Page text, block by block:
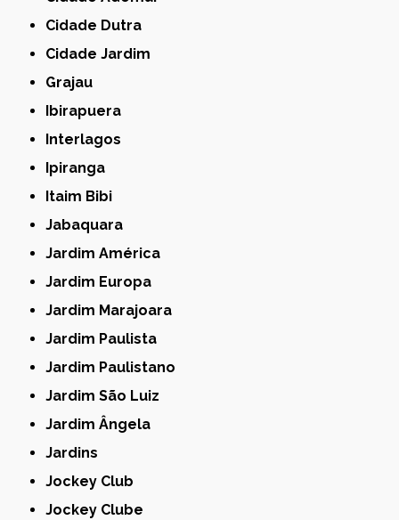
Cidade Dutra
Cidade Jardim
Grajau
Ibirapuera
Interlagos
Ipiranga
Itaim Bibi
Jabaquara
Jardim América
Jardim Europa
Jardim Marajoara
Jardim Paulista
Jardim Paulistano
Jardim São Luiz
Jardim Ângela
Jardins
Jockey Club
Jockey Clube